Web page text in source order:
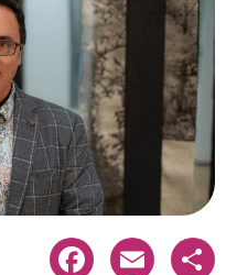
Facebook Email Share